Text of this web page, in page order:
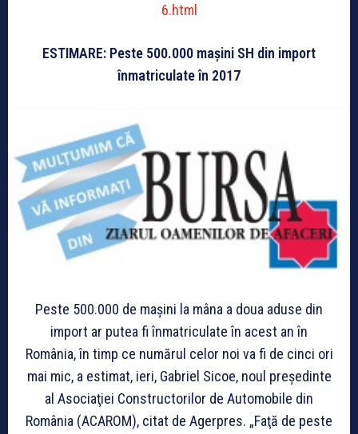
6.html
ESTIMARE: Peste 500.000 maşini SH din import
înmatriculate în 2017
Peste 500.000 de maşini la mâna a doua aduse din
import ar putea fi înmatriculate în acest an în
România, în timp ce numărul celor noi va fi de cinci ori
mai mic, a estimat, ieri, Gabriel Sicoe, noul preşedinte
al Asociaţiei Constructorilor de Automobile din
România (ACAROM), citat de Agerpres. „Faţă de peste